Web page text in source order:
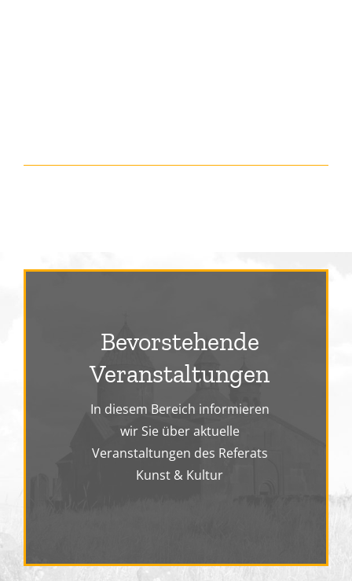
Bevorstehende
Veranstaltungen
In diesem Bereich informieren
wir Sie über aktuelle
Veranstaltungen des Referats
Kunst & Kultur